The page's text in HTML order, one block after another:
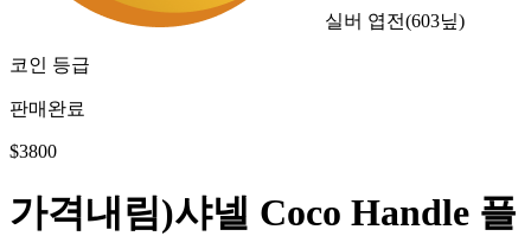
실버 엽전(603닢)
코인 등급
판매완료
$3800
가격내림)샤넬 Coco Handle 플